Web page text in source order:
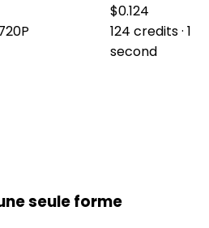
$0.124
124 credits · 1
second
seule forme